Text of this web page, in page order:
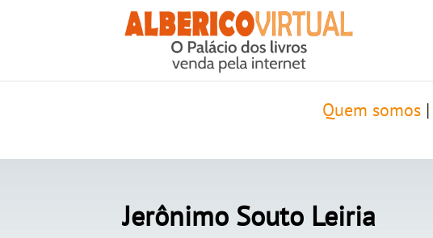
Quem somos
Jerônimo Souto Leiria